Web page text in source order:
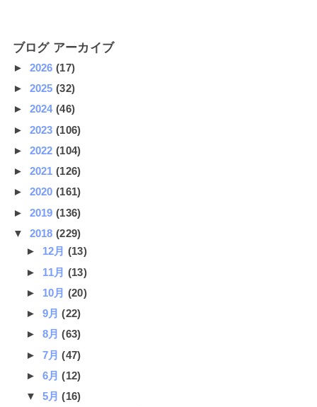
ブログ アーカイブ
► 2026(17)
► 2025(32)
► 2024(46)
► 2023(106)
► 2022(104)
► 2021(126)
► 2020(161)
► 2019(136)
▼ 2018(229)
► 12月 (13)
► 11月 (13)
► 10月 (20)
► 9月(22)
► 8月(63)
► 7月(47)
► 6月(12)
▼ 5月(16)